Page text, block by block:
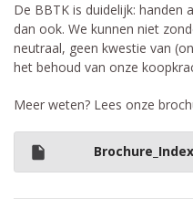
De BBTK is duidelijk: handen
dan ook. We kunnen niet
neutraal, geen kwestie van
het behoud van onze
Meer weten? Lees onze